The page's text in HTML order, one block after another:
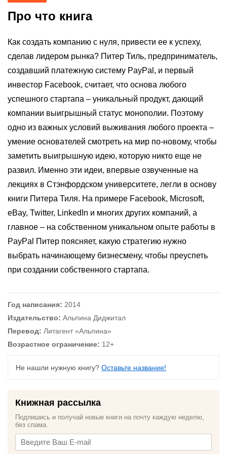
Про что книга
Как создать компанию с нуля, привести ее к успеху,
сделав лидером рынка? Питер Тиль, предприниматель,
создавший платежную систему PayPal, и первый
инвестор Facebook, считает, что основа любого
успешного стартапа – уникальный продукт, дающий
компании выигрышный статус монополии. Поэтому
одно из важных условий выживания любого проекта –
умение основателей смотреть на мир по-новому, чтобы
заметить выигрышную идею, которую никто еще не
развил. Именно эти идеи, впервые озвученные на
лекциях в Стэнфордском университете, легли в основу
книги Питера Тиля. На примере Facebook, Microsoft,
eBay, Twitter, LinkedIn и многих других компаний, а
главное – на собственном уникальном опыте работы в
PayPal Питер поясняет, какую стратегию нужно
выбрать начинающему бизнесмену, чтобы преуспеть
при создании собственного стартапа.
Год написания: 2014
Издательство: Альпина Диджитал
Перевод: Литагент «Альпина»
Возрастное ограничение: 12+
Не нашли нужную книгу? Оставьте название!
Книжная рассылка
Подпишись и получай новые книги на почту каждую неделю,
без спама.